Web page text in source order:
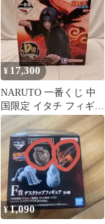
¥ 17,300
NARUTO 一番くじ 中
国限定 イタチ フィギュ
ア D賞
¥1,090